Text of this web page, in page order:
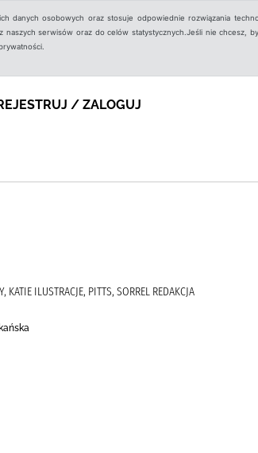
danych osobowych oraz stosuje odpowiednie rozwiązania
serwisów oraz do celów statystycznych.Jeśli nie chcesz,
/ ZALOGUJ
KATIE ILUSTRACJE, PITTS, SORREL REDAKCJA